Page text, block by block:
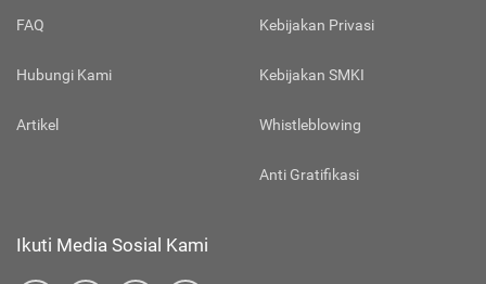
FAQ
Hubungi Kami
Artikel
Kebijakan Privasi
Kebijakan SMKI
Whistleblowing
Anti Gratifikasi
Ikuti Media Sosial Kami